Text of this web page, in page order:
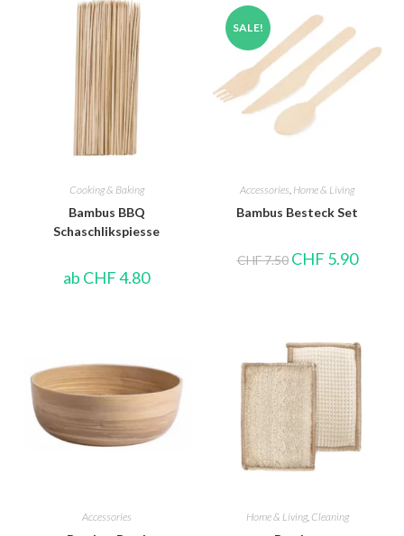
Cooking & Baking
Bambus BBQ
Schaschlikspiesse
ab CHF4.80
SALE!
Accessories Home & Living
Bambus Besteck Set
CHF7.50 CHF 5.90
Accessories Home & Living, Cleaning